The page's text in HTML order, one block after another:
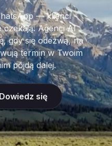
— klienci
Agenci AI
gdy się odezwą, na
termin w Twoim
pójdą dalej.
Dowiedz się